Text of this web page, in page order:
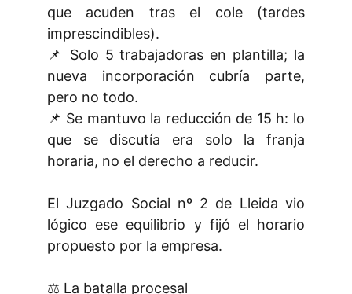
que acuden tras el cole (tardes
imprescindibles).
📌 Solo 5 trabajadoras en plantilla; la
nueva incorporación cubría parte,
pero no todo.
📌 Se mantuvo la reducción de 15 h: lo
que se discutía era solo la franja
horaria, no el derecho a reducir.
El Juzgado Social nº 2 de Lleida vio
lógico ese equilibrio y fijó el horario
propuesto por la empresa.
⚖️ La batalla procesal